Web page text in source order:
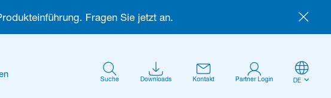
Fragen Sie jetzt an.
Suche Downloads Kontakt Partner Login DE